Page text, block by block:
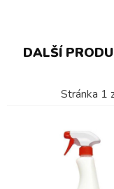
DALŠÍ
Stránka 1